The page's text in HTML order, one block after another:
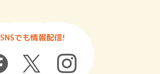
SNSでも情報配信!